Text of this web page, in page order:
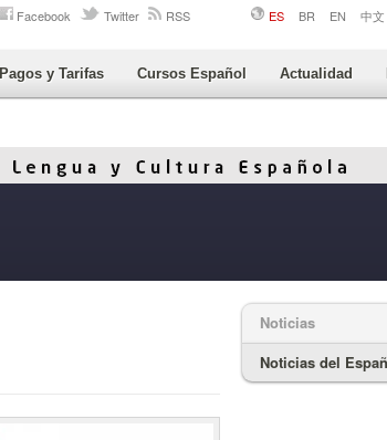
Facebook Twitter RSS ES BR EN 中文
Pagos y Tarifas Cursos Español Actualidad
Noticias
Noticias del